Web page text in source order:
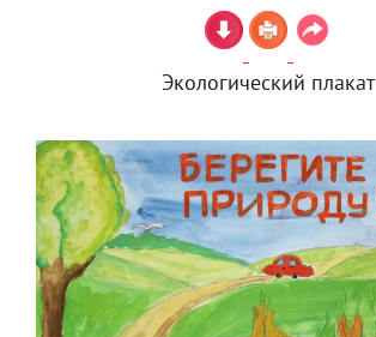
Экологический плакат